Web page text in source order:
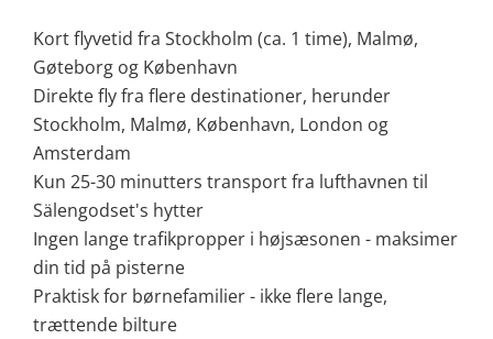
Kort flyvetid fra Stockholm (ca. 1 time), Malmø,
Gøteborg og København
Direkte fly fra flere destinationer, herunder
Stockholm, Malmø, København, London og
Amsterdam
Kun 25-30 minutters transport fra lufthavnen til
Sälengodset's hytter
Ingen lange trafikpropper i højsæsonen - maksimer
din tid på pisterne
Praktisk for børnefamilier - ikke flere lange,
trættende bilture